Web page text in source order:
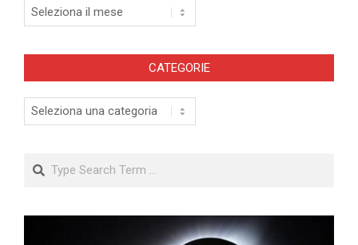
Archivi
CATEGORIE
Categorie